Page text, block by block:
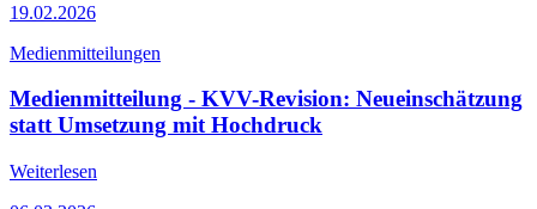
19.02.2026
Medienmitteilungen
Medienmitteilung - KVV-Revision: Neueinschätzung
statt Umsetzung mit Hochdruck
Weiterlesen